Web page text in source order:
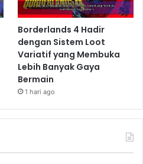
Borderlands 4 Hadir
dengan Sistem Loot
Variatif yang Membuka
Lebih Banyak Gaya
Bermain
1 hari ago